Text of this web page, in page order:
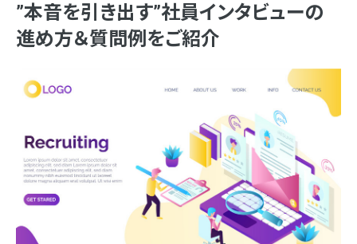
”本音を引き出す”社員インタビューの
進め方＆質問例をご紹介